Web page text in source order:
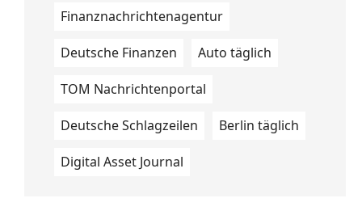
Finanznachrichtenagentur
Deutsche Finanzen Auto täglich
TOM Nachrichtenportal
Deutsche Schlagzeilen Berlin täglich
Digital Asset Journal